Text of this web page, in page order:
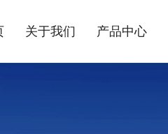
关于我们 产品中心